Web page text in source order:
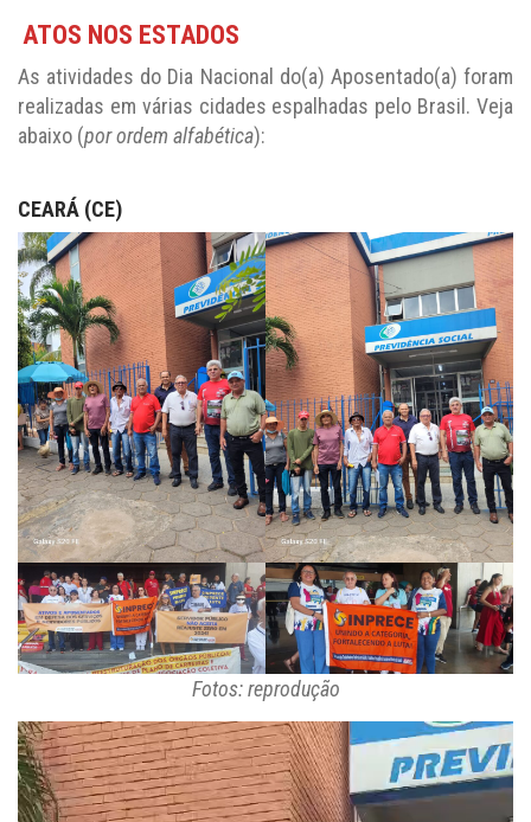
As atividades do Dia Nacional do(a) Aposentado(a) foram
realizadas em várias cidades espalhadas pelo Brasil. Veja
abaixo (por ordem alfabética):
Fotos: reprodução